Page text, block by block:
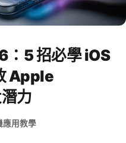
5 招必學 iOS
Apple
力
應用教學